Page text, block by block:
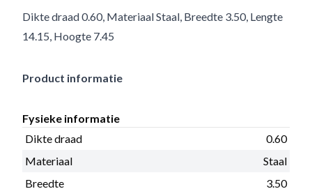
Dikte draad 0.60, Materiaal Staal, Breedte 3.50, Lengte
14.15, Hoogte 7.45
Product informatie
Fysieke informatie
Dikte draad
0.60
Materiaal
Staal
Breedte
3.50